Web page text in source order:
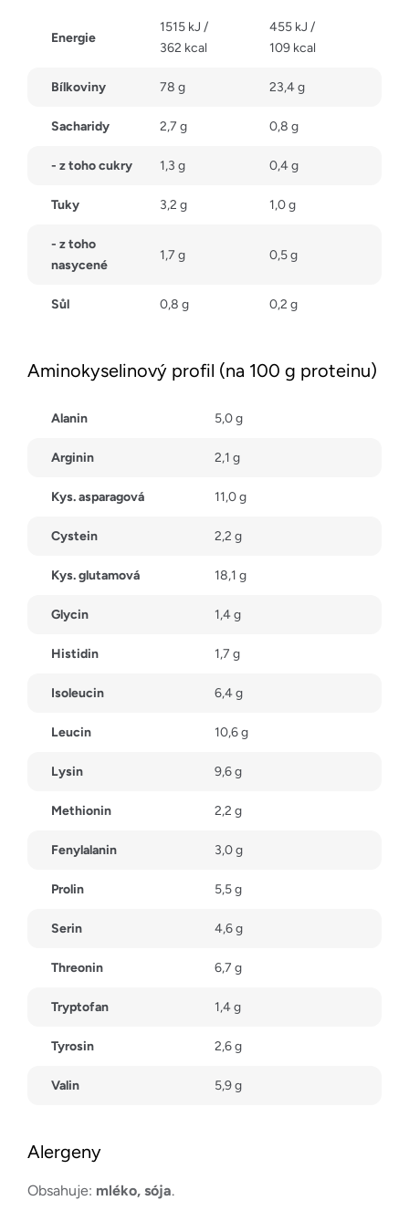
Energie
1515 kJ /
362 kcal
455 kJ /
109 kcal
Bílkoviny 78 g 23,4 g
Sacharidy 2,7 g 0,8 g
- z toho cukry 1,3 g 0,4 g
Tuky 3,2 g 1,0 g
- z toho
nasycené
1,7 g 0,5 g
Sůl 0,8 g 0,2 g
Aminokyselinový profil (na 100 g proteinu)
Alanin 5,0 g
Arginin 2,1 g
Kys. asparagová 11,0 g
Cystein 2,2 g
Kys. glutamová 18,1 g
Glycin 1,4 g
Histidin 1,7 g
Isoleucin 6,4 g
Leucin 10,6 g
Lysin 9,6 g
Methionin 2,2 g
Fenylalanin 3,0 g
Prolin 5,5 g
Serin 4,6 g
Threonin 6,7 g
Tryptofan 1,4 g
Tyrosin 2,6 g
Valin 5,9 g
Alergeny
Obsahuje: mléko, sója.